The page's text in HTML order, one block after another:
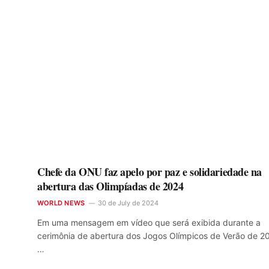
Chefe da ONU faz apelo por paz e solidariedade na
abertura das Olimpíadas de 2024
WORLD NEWS 30 de July de 2024
Em uma mensagem em vídeo que será exibida durante a
cerimônia de abertura dos Jogos Olímpicos de Verão de
…